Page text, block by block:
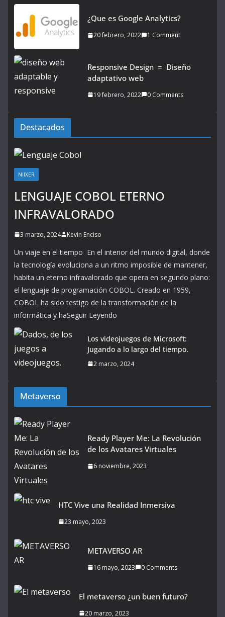
¿Que es Google Analytics?
20 febrero, 2022 1 Comment
Responsive Design = Diseño
adaptativo web
19 febrero, 2022 0 Comments
Destacados
NIIXER
LENGUAJE COBOL ETERNO
INFRAVALORADO
3 marzo, 2024 Kevin Enciso
Un viaje en el tiempo En el interior del mundo digital, donde
la tecnología evoluciona a un ritmo imposible de mantener,
habita un eterno infravalorado que opera en segundo plano:
el lenguaje de programación COBOL. Creado en 1959,
COBOL ha sido testigo de la transformación de la
informática y haSeguir Leyendo
Los videojuegos de Microsoft:
Jugando a lo largo del tiempo.
2 marzo, 2024
Metaverso
Ready Player Me: La Revolución
de los Avatares Virtuales
6 noviembre, 2023
HTC Vive una Realidad Inmersiva
23 mayo, 2023
METAVERSO AR
16 mayo, 2023 0 Comments
El metaverso ¿un buen futuro?
20 marzo, 2023